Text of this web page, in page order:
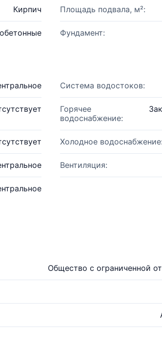
Кирпич Площадь подвала, м²:
Фундамент:
Система водостоков:
Горячее
водоснабжение:
Холодное водоснабжение:
Вентиляция:
Общество с ограниченной